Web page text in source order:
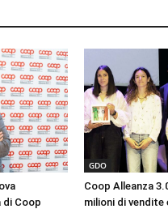
di Coop
GDO
Coop Alleanza
milioni di vendite